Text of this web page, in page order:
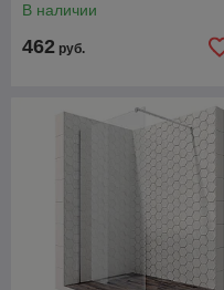
В наличии
462 руб.